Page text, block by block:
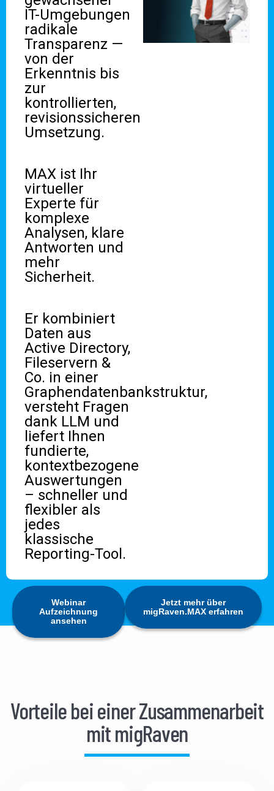
IT-Umgebungen
radikale
Transparenz —
von der
Erkenntnis bis
zur
kontrollierten,
revisionssicheren
Umsetzung.
MAX ist Ihr
virtueller
Experte für
komplexe
Analysen, klare
Antworten und
mehr
Sicherheit.
Er kombiniert
Daten aus
Active Directory,
Fileservern &
Co. in einer
Graphendatenbankstruktur,
versteht Fragen
dank LLM und
liefert Ihnen
fundierte,
kontextbezogene
Auswertungen
– schneller und
flexibler als
jedes
klassische
Reporting-Tool.
Webinar
Aufzeichnung
ansehen
Jetzt mehr über
migRaven.MAX erfahren
Vorteile bei einer Zusammenarbeit
mit migRaven